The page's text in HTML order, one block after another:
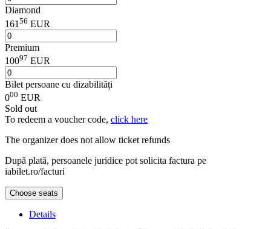
Diamond
161 56 EUR
Premium
10097 EUR
Bilet persoane cu dizabilități
000 EUR
Sold out
To redeem a voucher code, click here
The organizer does not allow ticket refunds
După plată, persoanele juridice pot solicita factura pe
iabilet.ro/facturi
Choose seats
Details